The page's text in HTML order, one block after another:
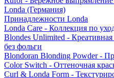
Londa (Германия)
Принадлежности Londa
Londa Care - Коллекция по
Blondes Unlimited - Креативная
без фольги
Blondoran Blonding Powder -
Color Switch - Оттеночная
Curl & Londa Form -